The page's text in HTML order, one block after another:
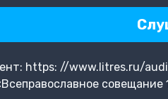
https: //www.litres.ru/